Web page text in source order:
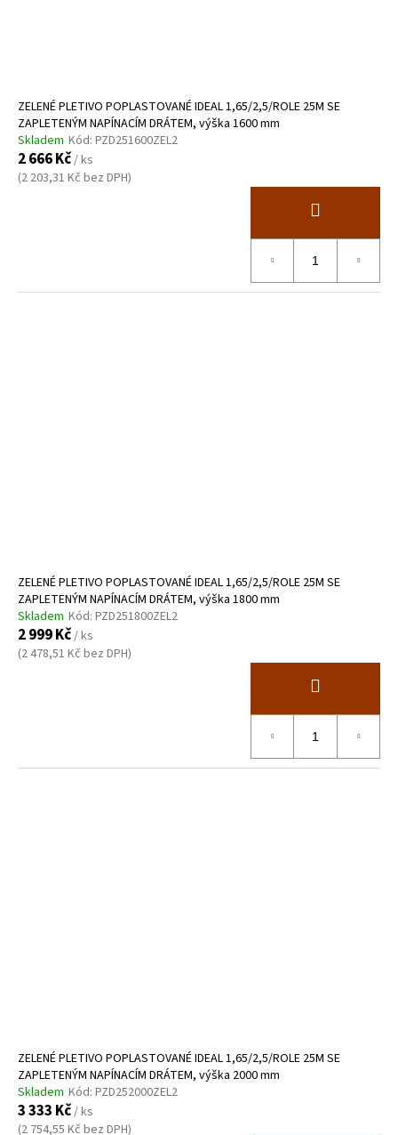
ZELENÉ PLETIVO POPLASTOVANÉ IDEAL 1,65/2,5/ROLE 25M SE
ZAPLETENÝM NAPÍNACÍM DRÁTEM, výška 1600 mm
Skladem Kód: PZD251600ZEL2
2 666 Kč/ ks
(2 203,31 Kč bez DPH)
ZELENÉ PLETIVO POPLASTOVANÉ IDEAL 1,65/2,5/ROLE 25M SE
ZAPLETENÝM NAPÍNACÍM DRÁTEM, výška 1800 mm
Skladem Kód: PZD251800ZEL2
2 999 Kč/ ks
(2 478,51 Kč bez DPH)
ZELENÉ PLETIVO POPLASTOVANÉ IDEAL 1,65/2,5/ROLE 25M SE
ZAPLETENÝM NAPÍNACÍM DRÁTEM, výška 2000 mm
Skladem Kód: PZD252000ZEL2
3 333 Kč/ ks
(2 754,55 Kč bez DPH)